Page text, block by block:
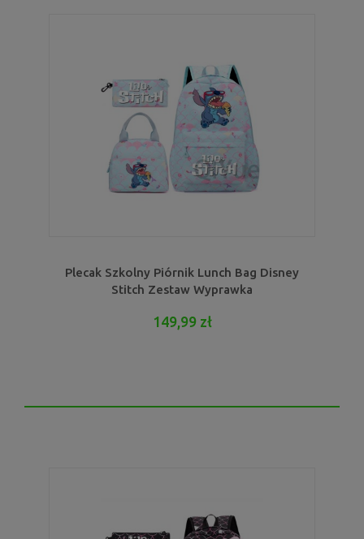
Plecak Szkolny Piórnik Lunch Bag Disney
Stitch Zestaw Wyprawka
149,99 zł